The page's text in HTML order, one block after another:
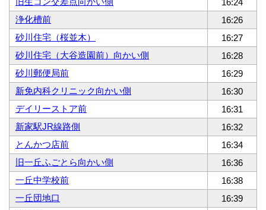
16:24
浄化槽前
16:26
砂川住宅（桜並木）
16:27
砂川住宅（大谷造園前）向かい側
16:28
砂川郵便局前
16:29
新免内科クリニック向かい側
16:30
デイリーストア前
16:31
新家駅JR線路側
16:32
とんかつ店前
16:34
旧一丘ふごとら向かい側
16:36
一丘中学校前
16:38
一丘団地口
16:39